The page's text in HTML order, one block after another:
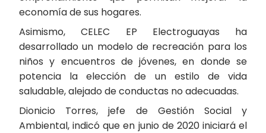
economía de sus hogares.
Asimismo, CELEC EP Electroguayas ha
desarrollado un modelo de recreación para los
niños y encuentros de jóvenes, en donde se
potencia la elección de un estilo de vida
saludable, alejado de conductas no adecuadas.
Dionicio Torres, jefe de Gestión Social y
Ambiental, indicó que en junio de 2020 iniciará el